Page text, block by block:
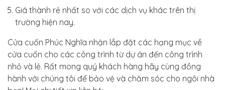
Giá thành rẻ nhất so với các dịch vụ khác trên thị
trường hiện nay.
Cửa cuốn Phúc Nghĩa nhận lắp đặt các hạng mục về
cửa cuốn cho các công trình từ dự án đến công trình
nhỏ và lẻ. Rất mong quý khách hàng hãy cùng đồng
hành với chúng tôi để bảo vệ và chăm sóc cho ngôi nhà